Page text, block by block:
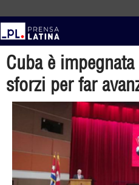
Cuba è
sforzi per far